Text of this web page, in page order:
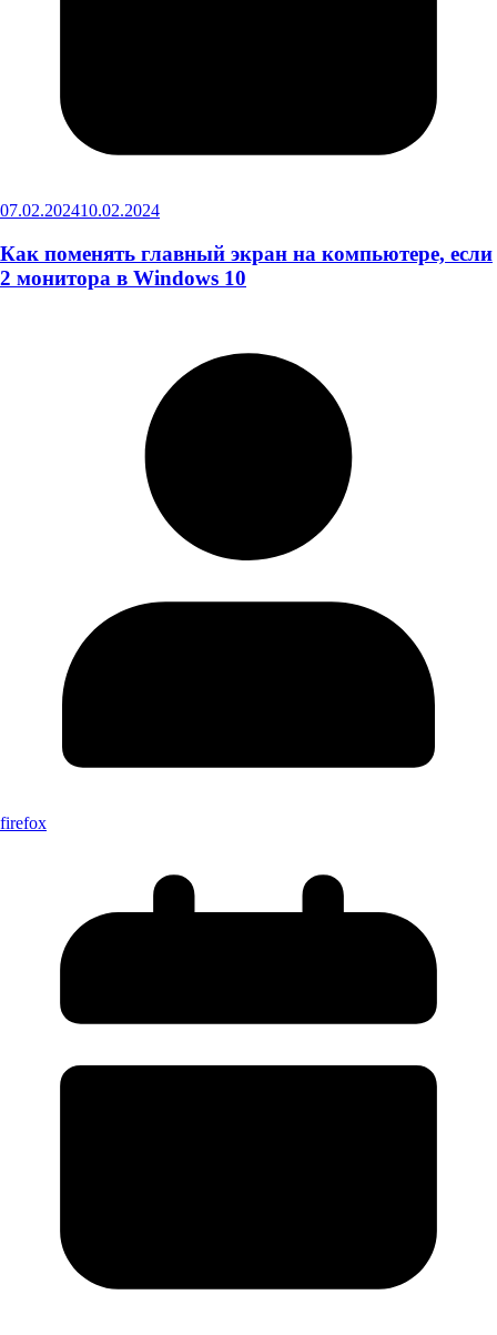
07.02.202410.02.2024
Как поменять главный экран на компьютере, если
2 монитора в Windows 10
firefox